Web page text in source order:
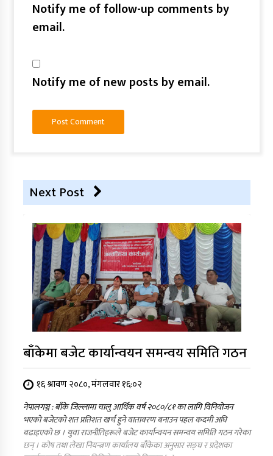
Notify me of follow-up comments by
email.
Notify me of new posts by email.
Next Post
बाँकेमा बजेट कार्यान्वयन समन्वय समिति गठन
१६ श्रावण २०८०, मंगलवार १६:०२
नेपालगञ्ज : बाँके जिल्लामा चालु आर्थिक वर्ष २०८०/८१ का लागि विनियोजन
भएको बजेटको शत प्रतिशत खर्च हुने वातावरण बनाउन पहल कदमी अघि
बढाइएको छ । युवा राजनीतिहरूले बजेट कार्यान्वयन समन्वय समिति गठन गरेका
छन् । कोष तथा लेखा नियन्त्रण कार्यालय बाँकेका अनुसार सङ्घ र प्रदेशका